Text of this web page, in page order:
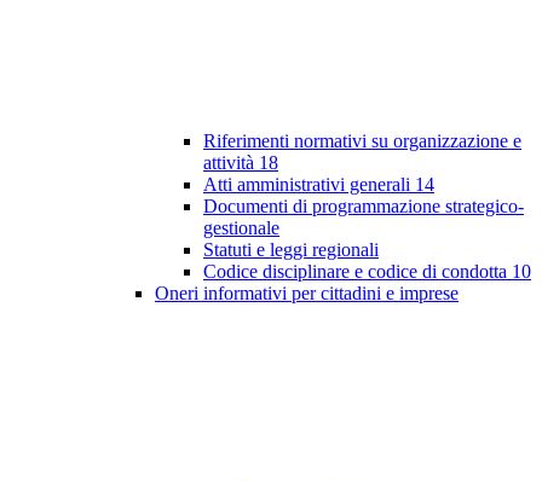
Riferimenti normativi su organizzazione e
attività 18
Atti amministrativi generali 14
Documenti di programmazione strategico-
gestionale
Statuti e leggi regionali
Codice disciplinare e codice di condotta 10
Oneri informativi per cittadini e imprese